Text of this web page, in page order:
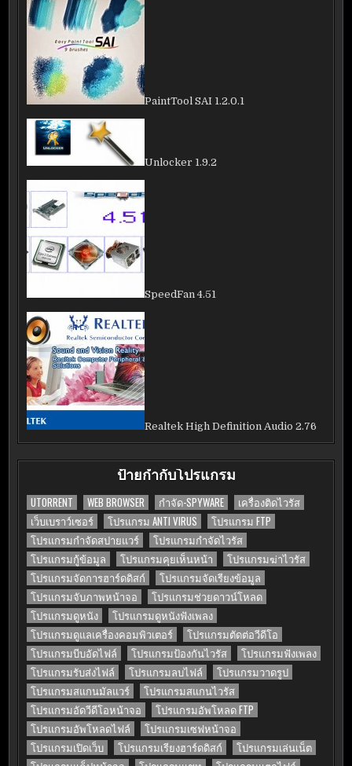
PaintTool SAI 1.2.0.1
Unlocker 1.9.2
SpeedFan 4.51
Realtek High Definition Audio 2.76
ป้ายกำกับโปรแกรม
UTORRENT WEB BROWSER กำจัด-SPYWARE
เครื่องติดไวรัส
เว็บเบราว์เซอร์
โปรแกรม ANTI VIRUS
โปรแกรม FTP
โปรแกรมกำจัดสปายแวร์
โปรแกรมกำจัดไวรัส
โปรแกรมกู้ข้อมูล
โปรแกรมคุยเห็นหน้า
โปรแกรมฆ่าไวรัส
โปรแกรมจัดการฮาร์ดดิสก์
โปรแกรมจัดเรียงข้อมูล
โปรแกรมจับภาพหน้าจอ
โปรแกรมช่วยดาวน์โหลด
โปรแกรมดูหนัง
โปรแกรมดูหนังฟังเพลง
โปรแกรมดูแลเครื่องคอมพิวเตอร์
โปรแกรมตัดต่อวีดีโอ
โปรแกรมบีบอัดไฟล์
โปรแกรมป้องกันไวรัส
โปรแกรมฟังเพลง
โปรแกรมรับส่งไฟล์
โปรแกรมลบไฟล์
โปรแกรมวาดรูป
โปรแกรมสแกนมัลแวร์
โปรแกรมสแกนไวรัส
โปรแกรมอัดวีดีโอหน้าจอ
โปรแกรมอัพโหลด FTP
โปรแกรมอัพโหลดไฟล์
โปรแกรมเซฟหน้าจอ
โปรแกรมเปิดเว็บ
โปรแกรมเรียงฮาร์ดดิสก์
โปรแกรมเล่นเน็ต